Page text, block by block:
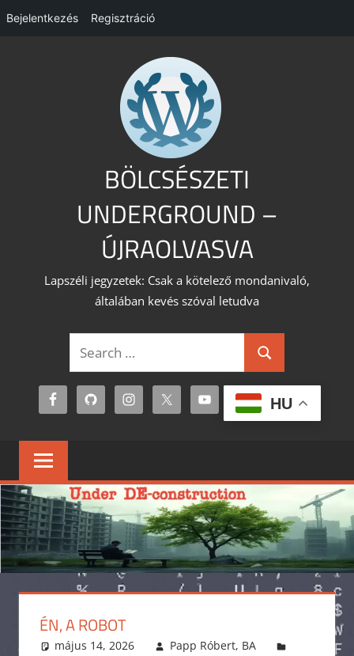
Bejelentkezés Regisztráció
BÖLCSÉSZETI
UNDERGROUND –
ÚJRAOLVASVA
Lapszéli jegyzetek: Csak a kötelező mondanivaló,
általában kevés szóval letudva
Search
for:
Search
HU
ÉN, A ROBOT
május 14, 2026
Papp Róbert, BA